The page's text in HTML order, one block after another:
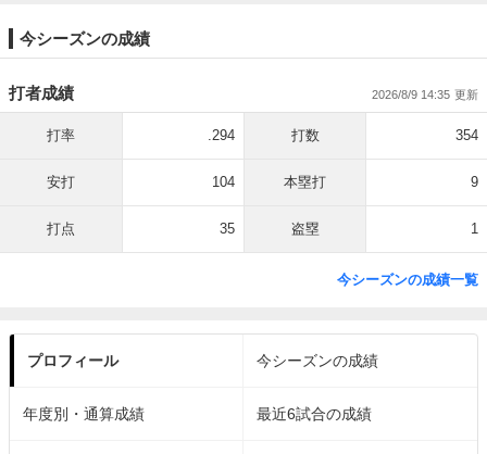
今シーズンの成績
打者成績 2026/8/9 14:35
打率 .294 打数 354
安打 104 本塁打 9
打点 35 盗塁 1
今シーズンの成績一覧
プロフィール 今シーズンの成績
年度別・通算成績 最近6試合の成績